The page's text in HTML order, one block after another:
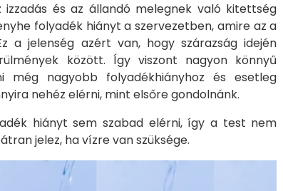
és az állandó melegnek való kitettség
folyadék hiányt a szervezetben, amire az a
a jelenség azért van, hogy szárazság idején
között. Így viszont nagyon könnyű
még nagyobb folyadékhiányhoz és esetleg
nehéz elérni, mint elsőre gondolnánk.
hiányt sem szabad elérni, így a test nem
jelez, ha vízre van szüksége.